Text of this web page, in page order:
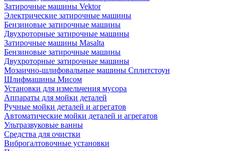
Затирочные машины Vektor
Электрические затирочные машины
Бензиновые затирочные машины
Двухроторные затирочные машины
Затирочные машины Masalta
Бензиновые затирочные машины
Двухроторные затирочные машины
Мозаично-шлифовальные машины Сплитстоун
Шлифмашины Мисом
Установки для измельчения мусора
Аппараты для мойки деталей
Ручные мойки деталей и агрегатов
Автоматические мойки деталей и агрегатов
Ультразвуковые ванны
Средства для очистки
Виброгалтовочные установки